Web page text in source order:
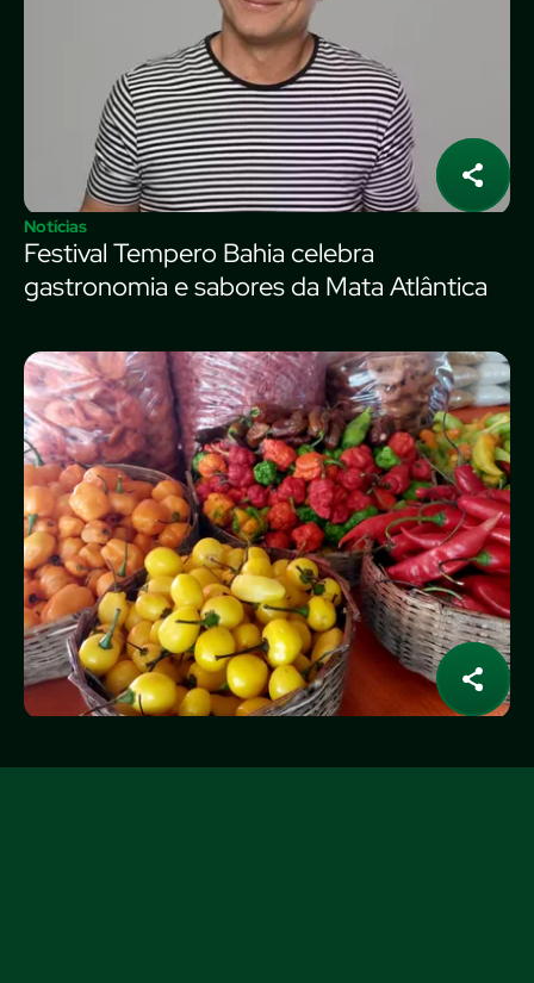
Notícias
Festival Tempero Bahia celebra
gastronomia e sabores da Mata Atlântica